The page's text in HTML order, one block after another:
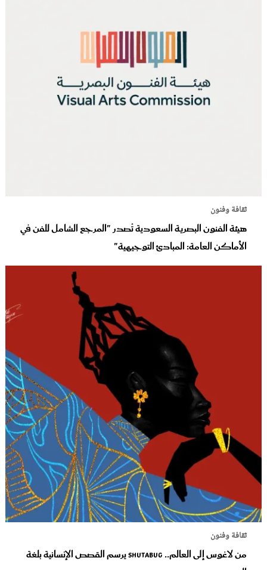
ثقافة وفنون
هيئة الفنون البصرية السعودية تُصدر "المرجع الشامل للفن في
الأماكن العامة: المبادئ التوجيهية"
ثقافة وفنون
من لاغوس إلى العالم.. Shutabug يرسم القصص الإنسانية بلغة